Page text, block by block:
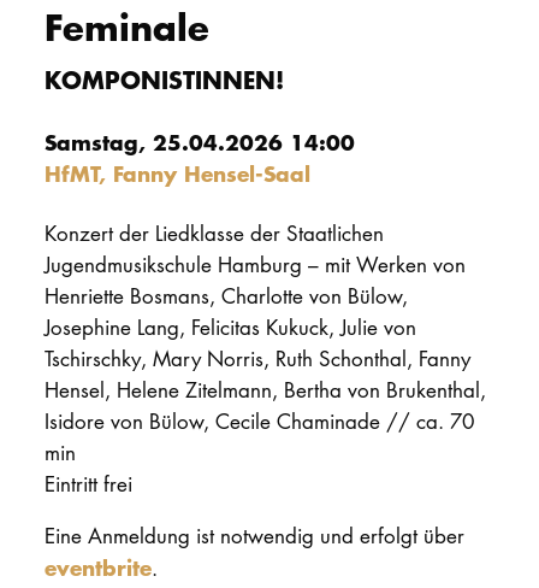
Feminale
KOMPONISTINNEN!
Samstag, 25.04.2026 14:00
HfMT, Fanny Hensel-Saal
Konzert der Liedklasse der Staatlichen
Jugendmusikschule Hamburg – mit Werken von
Henriette Bosmans, Charlotte von Bülow,
Josephine Lang, Felicitas Kukuck, Julie von
Tschirschky, Mary Norris, Ruth Schonthal, Fanny
Hensel, Helene Zitelmann, Bertha von Brukenthal,
Isidore von Bülow, Cecile Chaminade // ca. 70
min
Eintritt frei
Eine Anmeldung ist notwendig und erfolgt über
eventbrite.